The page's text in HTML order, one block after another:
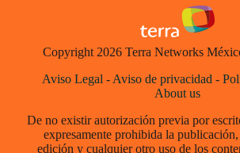
Copyright 2026 Terra Networks
Aviso Legal - Aviso de privacidad -
About us
De no existir autorización previa por
expresamente prohibida la
edición y cualquier otro uso de los